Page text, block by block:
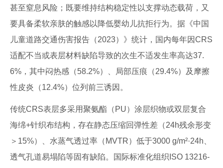
甚至窒息风险；既要维持结构稳定性以支撑动态载荷，又
要具备柔软亲肤的触感以降低婴幼儿抗拒行为。据《中国
儿童道路交通伤害报告（2023）》统计，国内每年因CRS
适配不当或表层材料缺陷导致的次生不适发生率高达37.
6%，其中闷热感（58.2%）、局部压痕（29.4%）及摩擦
性皮炎（12.4%）位列前三诱因。
传统CRS表层多采用聚氨酯（PU）涂层织物或双层复合
海绵+针织布结构，存在静态压缩回弹性差（24h残余形变
＞15%）、水蒸气透过率（MVTR）低于3000 g/m²·24h、
透气孔道易塌陷等固有缺陷。国际标准化组织ISO 13216-